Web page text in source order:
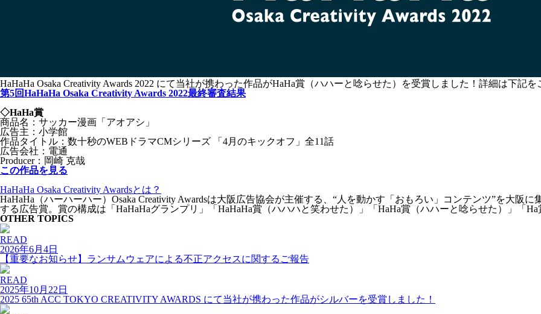
HaHaHa Osaka Creativity Awards 2022 にて当社が携わった作品がHaHa賞（ハハーと唸らせた）を受賞しました！詳細は下記を
第5回HaHaHa Osaka Creativity Awards 2022最終審査結果
◇HaHa賞
商品名：サッカー漫画「アオアシ」
広告主：小学館
作品タイトル：数十秒のWEBドラマCMシリーズ 「4月のキックオフ」全11話
広告会社：電通
Producer：岡崎 克哉
この作品を見る
HaHaHa Osaka Creativity Awardsとは？
HaHaHa（ハーハーハー）Osaka Creativity Awardsは大阪広告協会が主催する、“人を動かす「おもろい」コンテンツ”を大阪
する広告賞。賞の構成は「HaHaHaグランプリ」「HaHaHa賞（ハハハと笑わせた）」「HaHa賞（ハハーと唸らせた）」「Ha
OTHER TOPICS
READ
2026年6月4日
【重要なお知らせ】ランサムウェアによる不正アクセスに関するご報告
READ
2025年10月22日
2025 65th ACC TOKYO CREATIVITY AWARDS にて当社が携わった作品がシルバーを受賞しました！